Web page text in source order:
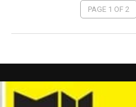
PAGE 1 OF 2